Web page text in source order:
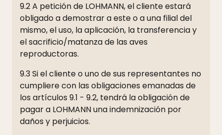
9.2 A petición de LOHMANN, el cliente estará
obligado a demostrar a este o a una filial del
mismo, el uso, la aplicación, la transferencia y
el sacrificio/matanza de las aves
reproductoras.
9.3 Si el cliente o uno de sus representantes no
cumpliere con las obligaciones emanadas de
los artículos 9.1 - 9.2, tendrá la obligación de
pagar a LOHMANN una indemnización por
daños y perjuicios.